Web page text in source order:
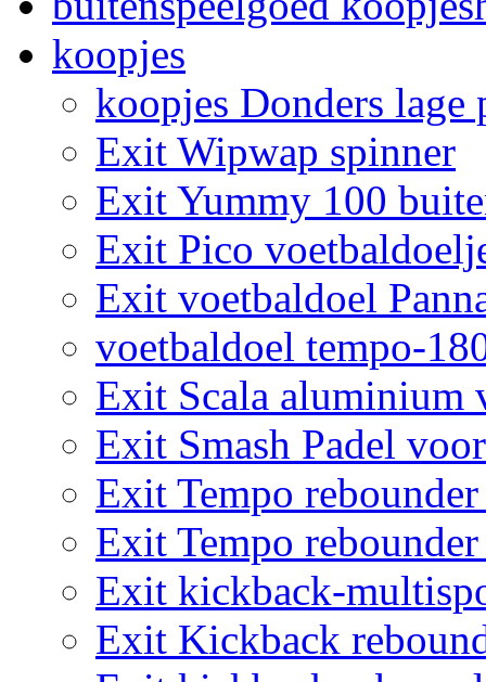
koopjes
koopjes Donders lage
Exit Wipwap spinner
Exit Yummy 100
Exit Pico
Exit voetbaldoel
voetbaldoel tempo-
Exit Scala aluminium
Exit Smash Padel
Exit Tempo
Exit Tempo
Exit kickback-
Exit Kickback